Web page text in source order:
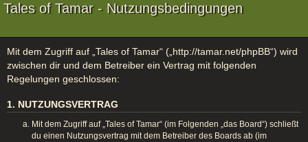
Tales of Tamar - Nutzungsbedingungen
Mit dem Zugriff auf „Tales of Tamar“ („http://tamar.net/phpBB“) wird
zwischen dir und dem Betreiber ein Vertrag mit folgenden
Regelungen geschlossen:
1. NUTZUNGSVERTRAG
Mit dem Zugriff auf „Tales of Tamar“ (im Folgenden „das Board“) schließt
du einen Nutzungsvertrag mit dem Betreiber des Boards ab (im